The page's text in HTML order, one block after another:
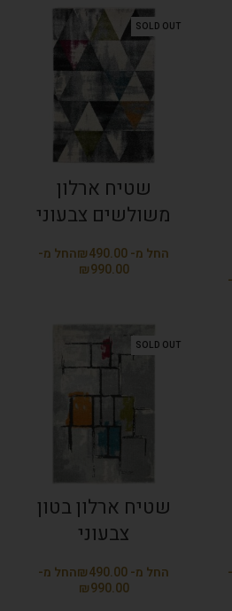
SOLD OUT
שטיח ארלון
משולשים צבעוני
₪
₪
SOLD OUT
שטיח ארלון בטון
צבעוני
₪
₪